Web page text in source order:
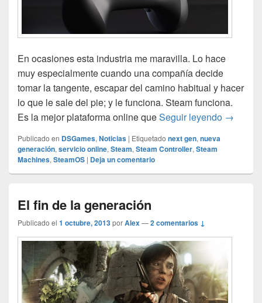
En ocasiones esta industria me maravilla. Lo hace
muy especialmente cuando una compañía decide
tomar la tangente, escapar del camino habitual y hacer
lo que le sale del pie; y le funciona. Steam funciona.
Es la mejor plataforma online queSeguir leyendo El
→
Publicado en DSGames, Noticias | Etiquetado next gen, nueva
generación, servicio online, Steam, Steam Controller, Steam
Machines, SteamOS | Deja un comentario
El fin de la generación
Publicado el 1 octubre, 2013porAlex—2 comentarios ↓